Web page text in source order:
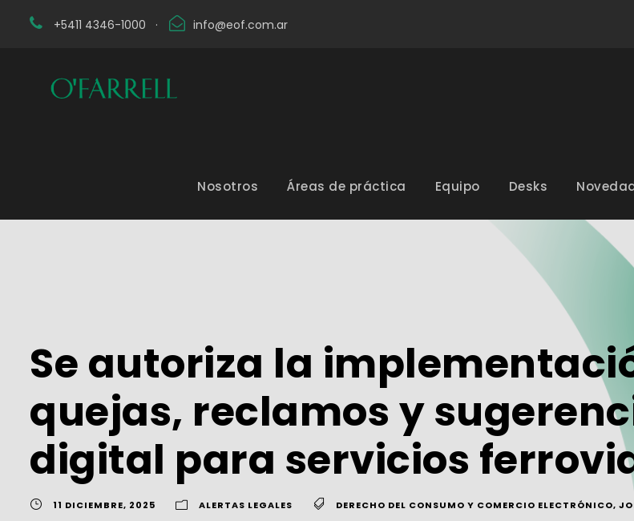
+5411 4346-1000 · info@eof.com.ar
Nosotros Áreas de práctica Equipo Desks
Se autoriza la
quejas, reclamos y
digital para servicios
11 DICIEMBRE, 2025 ALERTAS LEGALES DERECHO DEL CONSUMO Y COMERCIO ELECTRÓNICO,